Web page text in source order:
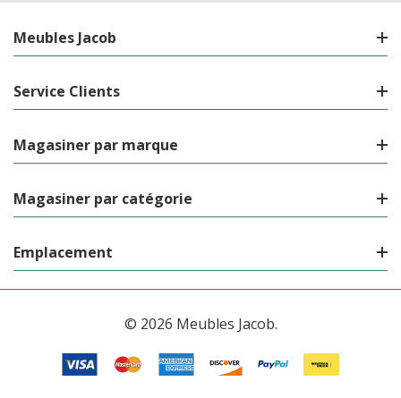
Meubles Jacob
Service Clients
Magasiner par marque
Magasiner par catégorie
Emplacement
© 2026 Meubles Jacob.